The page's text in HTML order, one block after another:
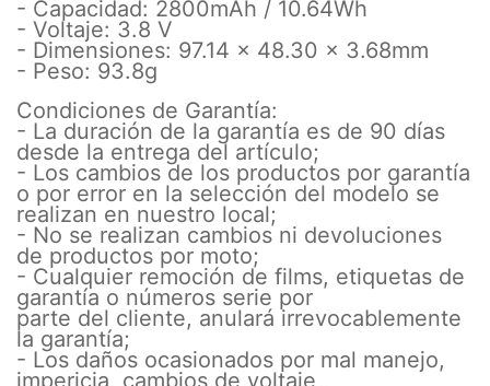
- Capacidad: 2800mAh / 10.64Wh
- Voltaje: 3.8 V
- Dimensiones: 97.14 x 48.30 x 3.68mm
- Peso: 93.8g
Condiciones de Garantía:
- La duración de la garantía es de 90 días
desde la entrega del artículo;
- Los cambios de los productos por garantía
o por error en la selección del modelo se
realizan en nuestro local;
- No se realizan cambios ni devoluciones
de productos por moto;
- Cualquier remoción de films, etiquetas de
garantía o números serie por
parte del cliente, anulará irrevocablemente
la garantía;
- Los daños ocasionados por mal manejo,